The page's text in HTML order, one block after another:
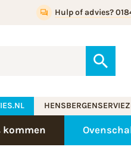
Hulp of advies?
kommen